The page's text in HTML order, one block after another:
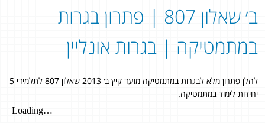
ב׳ שאלון 807 | פתרון בגרות
במתמטיקה | בגרות אונליין
להלן פתרון מלא לבגרות במתמטיקה מועד קיץ ב׳ 2013 שאלון 807 לתלמידי 5
יחידות לימוד במתמטיקה.